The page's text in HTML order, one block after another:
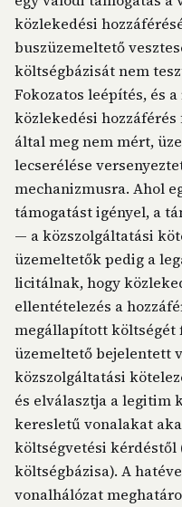
közlekedési
buszüzemeltető
költségbázisát nem
Fokozatos leépítés, és
közlekedési hozzáférés
által meg nem mért,
lecserélése
mechanizmusra. Ahol
támogatást igényel, a
— a közszolgáltatási
üzemeltetők pedig a
licitálnak, hogy
ellentételezés a
megállapított költségét
üzemeltető bejelentett
közszolgáltatási
és elválasztja a legitim
keresletű vonalakat
költségvetési kérdéstől
költségbázisa). A
vonalhálózat